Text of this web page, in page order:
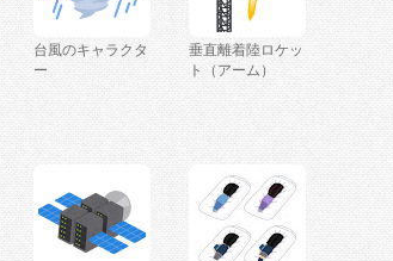
台風のキャラクタ
ー
垂直離着陸ロケッ
ト（アーム）